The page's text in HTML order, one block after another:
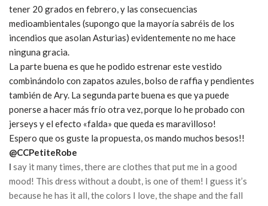
tener 20 grados en febrero, y las consecuencias
medioambientales (supongo que la mayoría sabréis de los
incendios que asolan Asturias) evidentemente no me hace
ninguna gracia.
La parte buena es que he podido estrenar este vestido
combinándolo con zapatos azules, bolso de raffia y pendientes
también de Ary. La segunda parte buena es que ya puede
ponerse a hacer más frío otra vez, porque lo he probado con
jerseys y el efecto «falda» que queda es maravilloso!
Espero que os guste la propuesta, os mando muchos besos!!
@CCPetiteRobe
I say it many times, there are clothes that put me in a good
mood! This dress without a doubt, is one of them! I guess it’s
because he has it all, the colors I love, the shape and the fall